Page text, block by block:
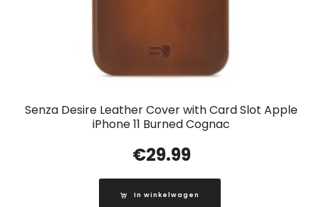
Senza Desire Leather Cover with Card Slot Apple
iPhone 11 Burned Cognac
€29.99
In winkelwagen